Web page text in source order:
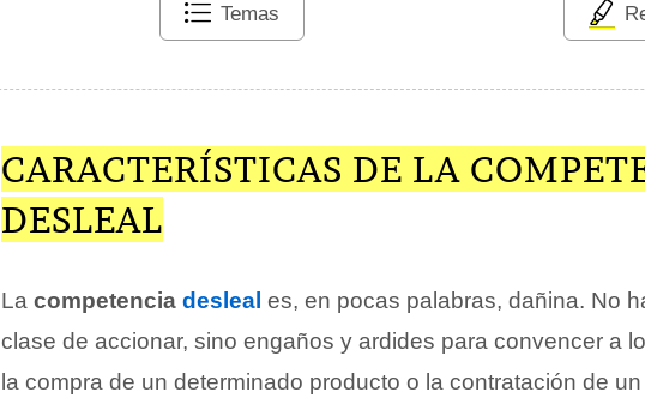
Temas
CARACTERÍSTICAS DE LA
DESLEAL
La competencia desleal es, en pocas palabras, dañina. No
clase de accionar, sino engaños y ardides para convencer a
la compra de un determinado producto o la contratación de